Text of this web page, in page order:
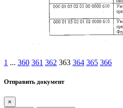
1 ... 360 361 362 363 364 365 366
Отправить документ
×